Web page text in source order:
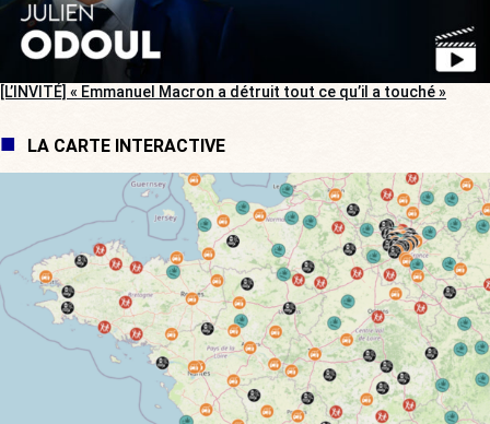
[L’INVITÉ] « Emmanuel Macron a détruit tout ce qu’il a touché »
LA CARTE INTERACTIVE